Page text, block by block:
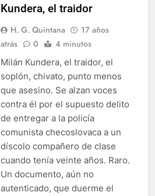
Kundera, el traidor
H. G. Quintana
17 años
atrás
0 4 minutos
Milán Kundera, el traidor, el
soplón, chivato, punto menos
que asesino. Se alzan voces
contra él por el supuesto delito
de entregar a la policía
comunista checoslovaca a un
díscolo compañero de clase
cuando tenía veinte años. Raro.
Un documento, aún no
autenticado, que duerme el